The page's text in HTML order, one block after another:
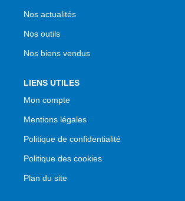
Nos actualités
Nos outils
Nos biens vendus
LIENS UTILES
Mon compte
Mentions légales
Politique de confidentialité
Politique des cookies
Plan du site